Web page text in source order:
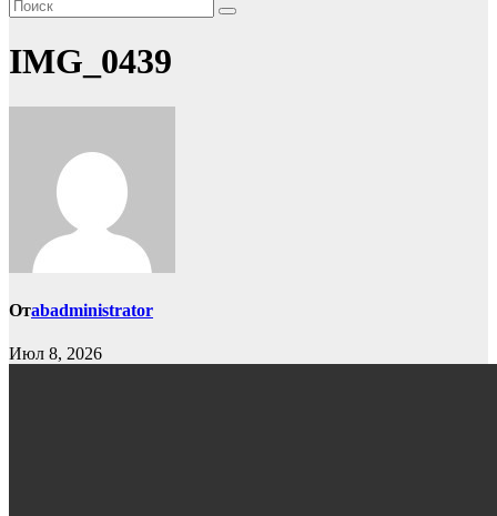
IMG_0439
Отabadministrator
Июл 8, 2026